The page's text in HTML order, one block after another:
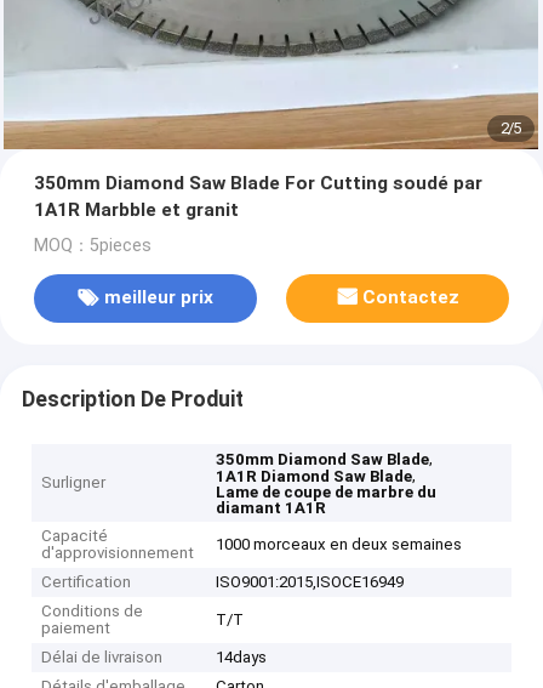
2/5
350mm Diamond Saw Blade For Cutting soudé par
1A1R Marbble et granit
MOQ：5pieces
meilleur prix Contactez
Description De Produit
Surligner
350mm Diamond Saw Blade,
1A1R Diamond Saw Blade,
Lame de coupe de marbre du
diamant 1A1R
Capacité
d'approvisionnement
1000 morceaux en deux semaines
Certification
ISO9001:2015,ISOCE16949
Conditions de
paiement
T/T
Délai de livraison
14days